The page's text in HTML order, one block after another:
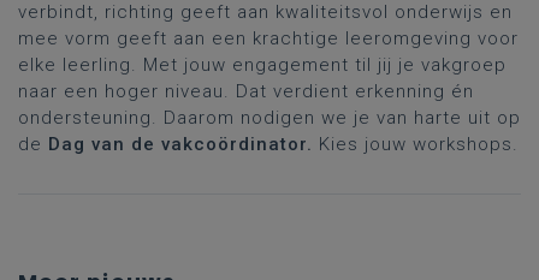
verbindt, richting geeft aan kwaliteitsvol onderwijs en
mee vorm geeft aan een krachtige leeromgeving voor
elke leerling. Met jouw engagement til jij je vakgroep
naar een hoger niveau. Dat verdient erkenning én
ondersteuning. Daarom nodigen we je van harte uit op
de Dag van de vakcoördinator. Kies jouw workshops.